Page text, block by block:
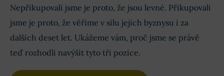
Nepřikupovali jsme je proto, že jsou levné. Přikupovali
jsme je proto, že věříme v sílu jejich byznysu i za
dalších deset let. Ukážeme vám, proč jsme se právě
teď rozhodli navýšit tyto tři pozice.